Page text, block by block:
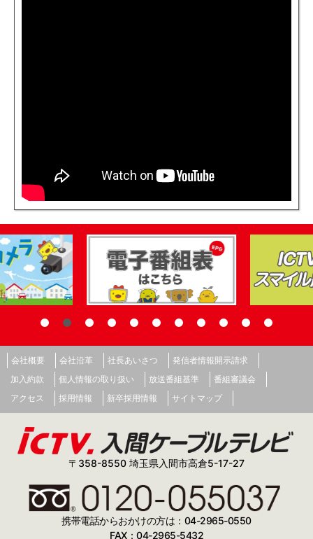
会社概要 会社沿革 社長あいさつ
発信者情報開示請求
加入約款
個人情報の取り扱い 放送番組基準
番組審議会
アクセス
採用情報 新卒採用情報 サイトマップ
〒358-8550 埼玉県入間市高倉5-17-27
携帯電話からおかけの方は：04-2965-0550
FAX：04-2965-5432